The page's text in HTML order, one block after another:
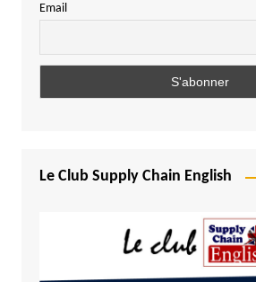
Email
Le Club Supply Chain English